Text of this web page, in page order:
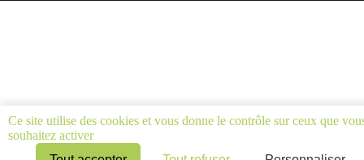
Ce site utilise des cookies et vous donne le contrôle sur ceux que
souhaitez activer